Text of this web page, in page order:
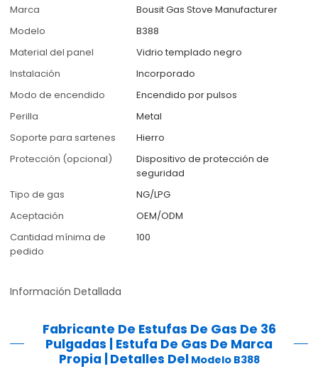
Marca
Bousit Gas Stove Manufacturer
Modelo
B388
Material del panel
Vidrio templado negro
Instalación
Incorporado
Modo de encendido
Encendido por pulsos
Perilla
Metal
Soporte para sartenes
Hierro
Protección (opcional)
Dispositivo de protección de
seguridad
Tipo de gas
NG/LPG
Aceptación
OEM/ODM
Cantidad mínima de
pedido
100
Información Detallada
Fabricante De Estufas De Gas De 36
Pulgadas | Estufa De Gas De Marca
Propia |Detalles Del Modelo B388